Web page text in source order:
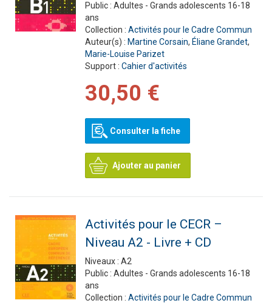
Public : Adultes - Grands adolescents 16-18
ans
Collection : Activités pour le Cadre Commun
Auteur(s) : Martine Corsain, Éliane Grandet,
Marie-Louise Parizet
Support : Cahier d'activités
30,50 €
Consulter la fiche
Ajouter au panier
Activités pour le CECR –
Niveau A2 - Livre + CD
Niveaux : A2
Public : Adultes - Grands adolescents 16-18
ans
Collection : Activités pour le Cadre Commun